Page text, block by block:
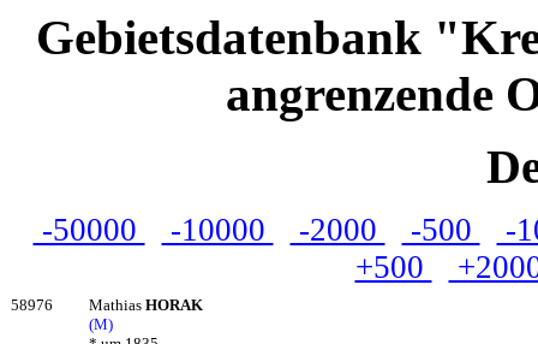
Gebietsdatenbank
angrenzende
-50000 -10000 -2000 -500
-
+500
58976 Mathias HORAK
(M)